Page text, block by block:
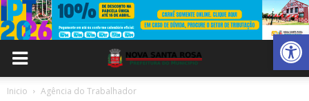
Abrir
Inicio Agência do Trabalhador